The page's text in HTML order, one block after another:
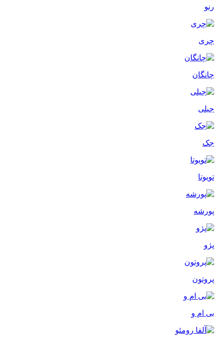
رنو
چری
چانگان
جیلی
جک
تویوتا
پورشه
پژو
پروتون
بی ام و